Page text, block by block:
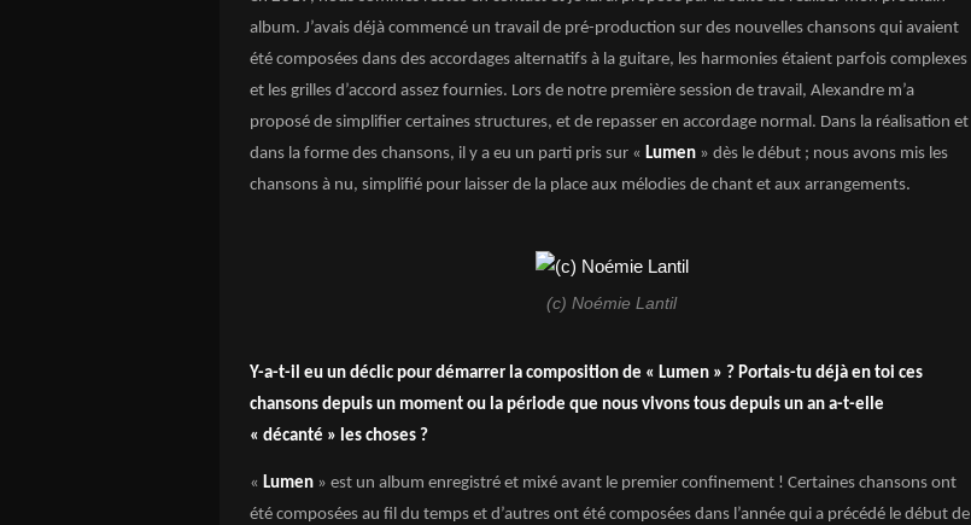
album. J’avais déjà commencé un travail de pré-production sur des nouvelles chansons qui avaient
été composées dans des accordages alternatifs à la guitare, les harmonies étaient parfois complexes
et les grilles d’accord assez fournies. Lors de notre première session de travail, Alexandre m’a
proposé de simplifier certaines structures, et de repasser en accordage normal. Dans la réalisation et
dans la forme des chansons, il y a eu un parti pris sur « Lumen » dès le début ; nous avons mis les
chansons à nu, simplifié pour laisser de la place aux mélodies de chant et aux arrangements.
(c) Noémie Lantil
Y-a-t-il eu un déclic pour démarrer la composition de « Lumen » ? Portais-tu déjà en toi ces
chansons depuis un moment ou la période que nous vivons tous depuis un an a-t-elle
« décanté » les choses ?
« Lumen » est un album enregistré et mixé avant le premier confinement ! Certaines chansons ont
été composées au fil du temps et d’autres ont été composées dans l’année qui a précédé le début de